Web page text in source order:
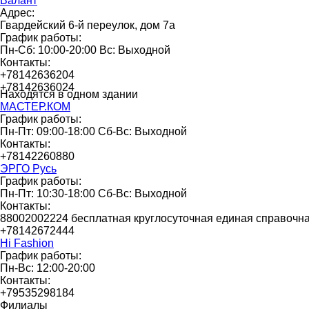
Адрес:
Гвардейский 6-й переулок, дом 7а
График работы:
Пн-Сб: 10:00-20:00 Вс: Выходной
Контакты:
+78142636204
+78142636024
Находятся в одном здании
МАСТЕР.КОМ
График работы:
Пн-Пт: 09:00-18:00 Сб-Вс: Выходной
Контакты:
+78142260880
ЭРГО Русь
График работы:
Пн-Пт: 10:30-18:00 Сб-Вс: Выходной
Контакты:
88002002224 бесплатная круглосуточная единая
+78142672444
Hi Fashion
График работы:
Пн-Вс: 12:00-20:00
Контакты:
+79535298184
Филиалы